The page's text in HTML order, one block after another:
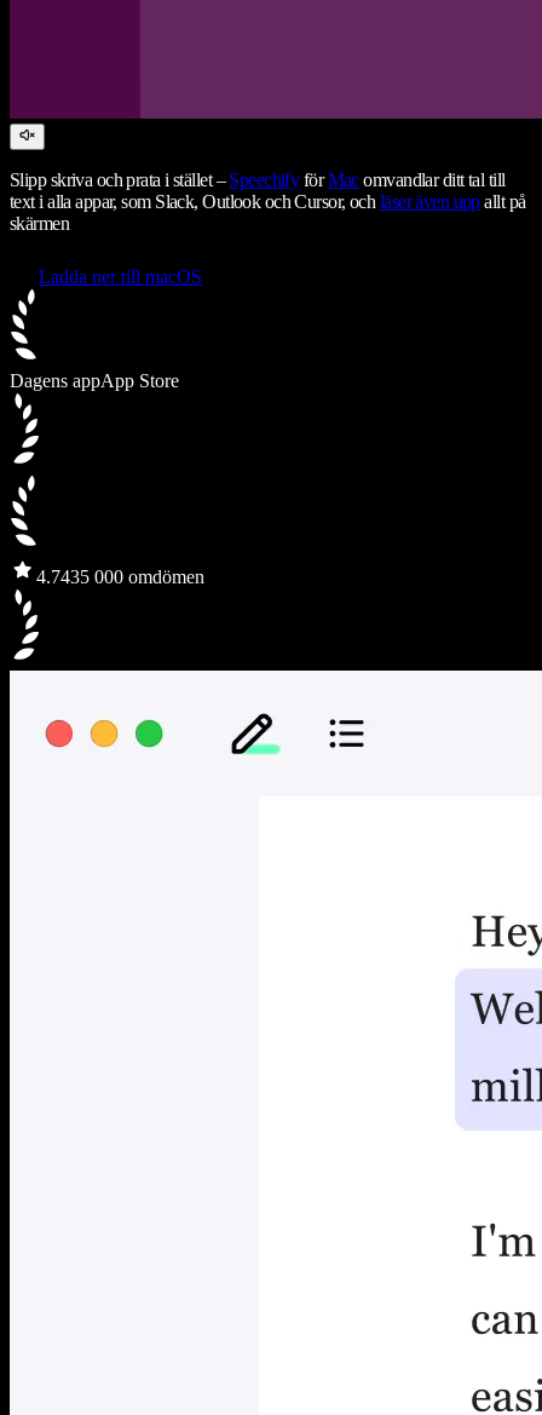
Slipp skriva och prata i stället –SpeechifyförMacomvandlar ditt tal till
text i alla appar, som Slack, Outlook och Cursor, och läser även uppallt på
skärmen
Ladda ner till macOS
Dagens appApp Store
4.7435 000 omdömen